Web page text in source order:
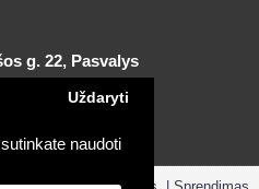
naudoti
Uždaryti
g. 22, Pasvalys